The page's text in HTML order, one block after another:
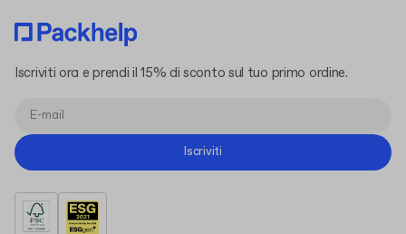
Iscriviti ora e prendi il 15% di sconto sul tuo primo ordine.
Iscriviti